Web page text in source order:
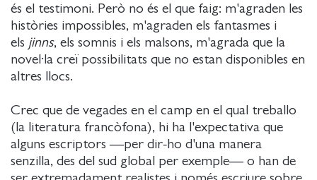
és el testimoni. Però no és el que faig: m'agraden les
històries impossibles, m'agraden els fantasmes i
els jinns, els somnis i els malsons, m'agrada que la
novel·la creï possibilitats que no estan disponibles en
altres llocs.
Crec que de vegades en el camp en el qual treballo
(la literatura francòfona), hi ha l'expectativa que
alguns escriptors —per dir-ho d'una manera
senzilla, des del sud global per exemple— o han de